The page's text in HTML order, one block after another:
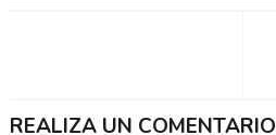
REALIZA UN COMENTARIO